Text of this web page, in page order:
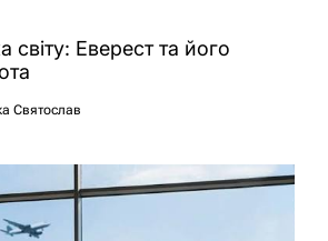
світу: Еверест та його
Святослав